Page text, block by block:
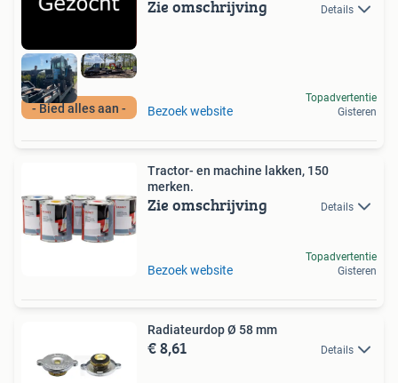
- Bied alles aan -
Zie omschrijving Details
Bezoek website
Topadvertentie
Gisteren
Tractor- en machine lakken, 150
merken.
Zie omschrijving Details
Bezoek website
Topadvertentie
Gisteren
Radiateurdop Ø 58 mm
€ 8,61 Details